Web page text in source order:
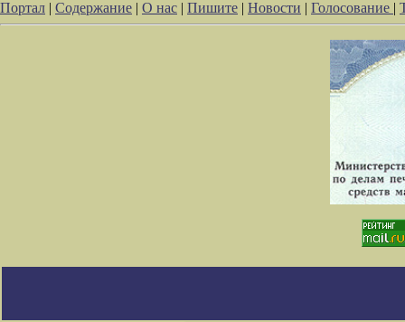
Портал | Содержание | О нас | Пишите | Новости | Голосование |